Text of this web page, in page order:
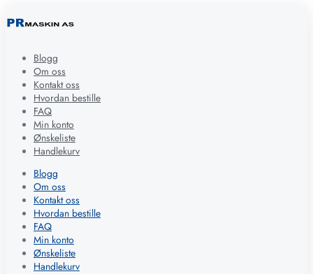
Blogg
Om oss
Kontakt oss
Hvordan bestille
FAQ
Min konto
Ønskeliste
Handlekurv
Blogg
Om oss
Kontakt oss
Hvordan bestille
FAQ
Min konto
Ønskeliste
Handlekurv